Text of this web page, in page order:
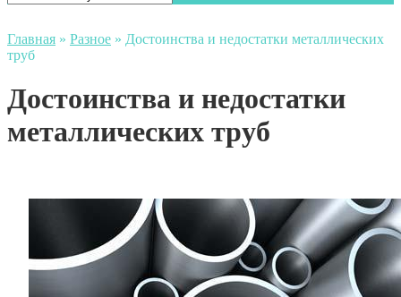
Главная » Разное » Достоинства и недостатки металлических
труб
Достоинства и недостатки
металлических труб